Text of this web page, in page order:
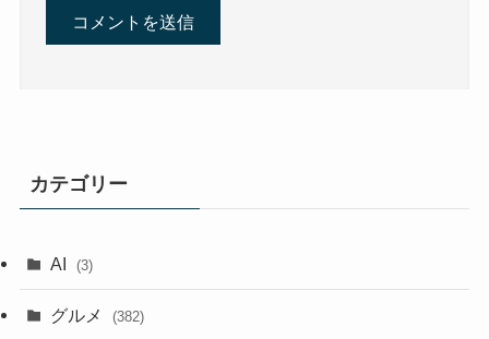
カテゴリー
AI (3)
グルメ (382)